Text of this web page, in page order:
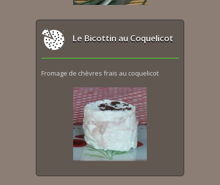
Le Bicottin au Coquelicot
Fromage de chèvres frais au coquelicot